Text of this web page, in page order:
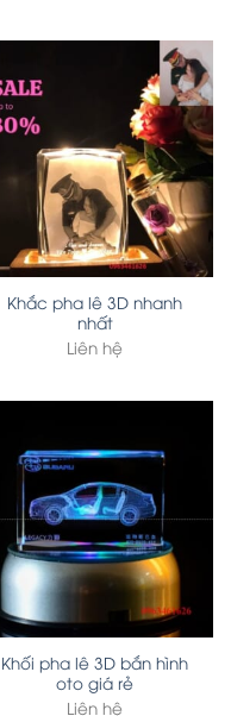
Khắc pha lê 3D nhanh
nhất
Liên hệ
Khối pha lê 3D bắn hình
oto giá rẻ
Liên hệ